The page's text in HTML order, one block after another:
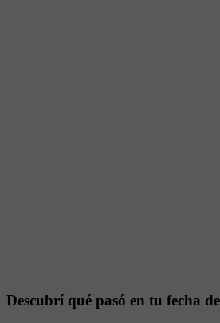
Descubrí qué pasó en tu fecha